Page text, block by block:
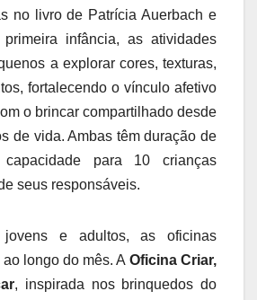
no livro de Patrícia Auerbach e
infância, as atividades
a explorar cores, texturas,
fortalecendo o vínculo afetivo
o brincar compartilhado desde
de vida. Ambas têm duração de
para 10 crianças
seus responsáveis.
jovens e adultos, as oficinas
longo do mês. A Oficina Criar,
, inspirada nos brinquedos do